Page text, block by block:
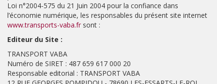
Loi n°2004-575 du 21 Juin 2004 pour la confiance dans
l’économie numérique, les responsables du présent site internet
www.transports-vaba.fr sont :
Editeur du Site :
TRANSPORT VABA
Numéro de SIRET : 487 659 617 000 20
Responsable editorial : TRANSPORT VABA